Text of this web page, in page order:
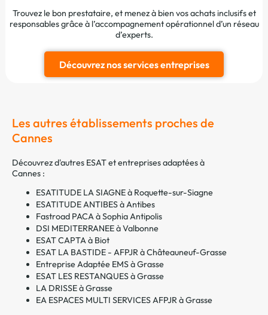
Trouvez le bon prestataire, et menez à bien vos achats inclusifs et
responsables grâce à l’accompagnement opérationnel d’un réseau
d’experts.
Découvrez nos services entreprises
Les autres établissements proches de
Cannes
Découvrez d'autres ESAT et entreprises adaptées à
Cannes :
ESATITUDE LA SIAGNE à Roquette-sur-Siagne
ESATITUDE ANTIBES à Antibes
Fastroad PACA à Sophia Antipolis
DSI MEDITERRANEE à Valbonne
ESAT CAPTA à Biot
ESAT LA BASTIDE - AFPJR à Châteauneuf-Grasse
Entreprise Adaptée EMS à Grasse
ESAT LES RESTANQUES à Grasse
LA DRISSE à Grasse
EA ESPACES MULTI SERVICES AFPJR à Grasse